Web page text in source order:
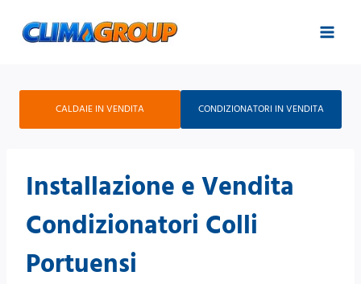
CALDAIE IN VENDITA CONDIZIONATORI IN VENDITA
Installazione e Vendita
Condizionatori Colli
Portuensi